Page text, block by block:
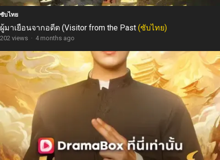
ซับไทย
ผู้มาเยือนจากอดีต (Visitor from the Past (ซับไทย)
202 views · 4 months ago